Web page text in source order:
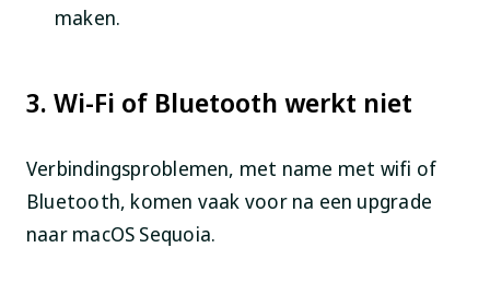
maken.
3. Wi-Fi of Bluetooth werkt niet
Verbindingsproblemen, met name met wifi of
Bluetooth, komen vaak voor na een upgrade
naar macOS Sequoia.